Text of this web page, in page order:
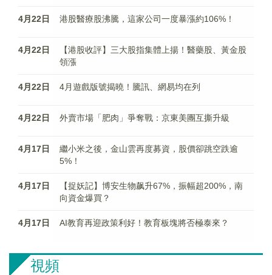
4月22日 港股醫療股沸騰，這家公司一度暴漲約106%！
4月22日
【港股收評】三大股指集體上揚！醫藥股、黃金股
領漲
4月22日 4月遊戲版號揭曉！騰訊、網易均在列
4月22日 外賣市場「肥肉」爭奪戰：京東美團互撕升級
4月17日
繼小米之後，金山雲再度募資，股價卻跳空跌逾
5%！
4月17日
【捉妖記】博安生物飙升67%，振幅超200%，南
向資金爆買？
4月17日 AI教育再迎政策利好！教育板塊將否極泰來？
視頻